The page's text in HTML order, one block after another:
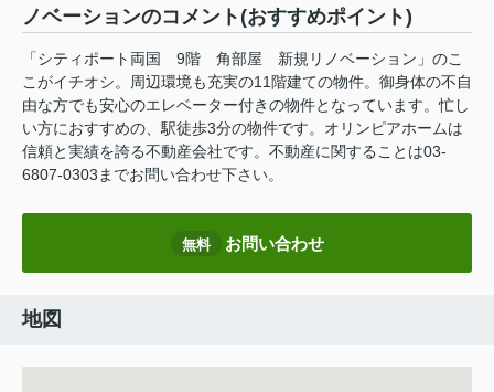
ノベーションのコメント(おすすめポイント)
「シティポート両国 9階 角部屋 新規リノベーション」のこ
こがイチオシ。周辺環境も充実の11階建ての物件。御身体の不自
由な方でも安心のエレベーター付きの物件となっています。忙し
い方におすすめの、駅徒歩3分の物件です。オリンピアホームは
信頼と実績を誇る不動産会社です。不動産に関することは03-
6807-0303までお問い合わせ下さい。
無料 お問い合わせ
地図